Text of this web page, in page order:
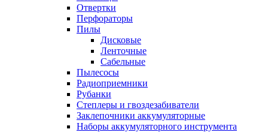
Отвертки
Перфораторы
Пилы
Дисковые
Ленточные
Сабельные
Пылесосы
Радиоприемники
Рубанки
Степлеры и гвоздезабиватели
Заклепочники аккумуляторные
Наборы аккумуляторного инструмента